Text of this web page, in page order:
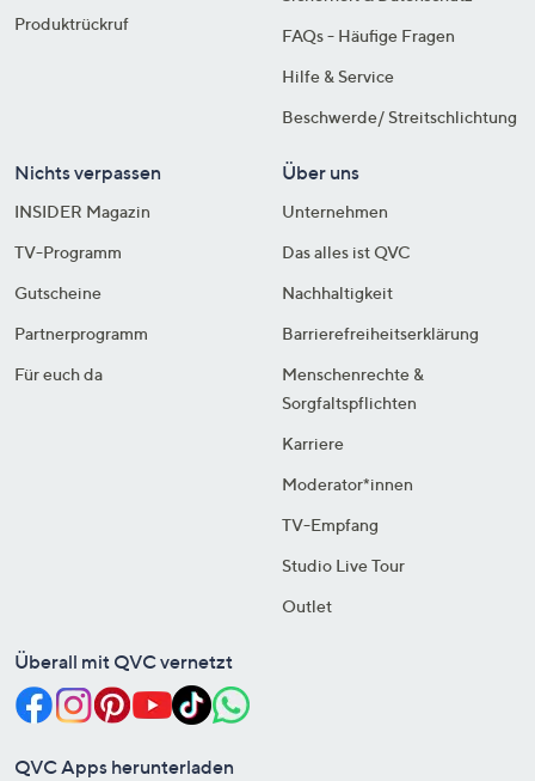
Produktrückruf
FAQs - Häufige Fragen
Hilfe & Service
Beschwerde/ Streitschlichtung
Nichts verpassen
INSIDER Magazin
TV-Programm
Gutscheine
Partnerprogramm
Für euch da
Über uns
Unternehmen
Das alles ist QVC
Nachhaltigkeit
Barrierefreiheitserklärung
Menschenrechte &
Sorgfaltspflichten
Karriere
Moderator*innen
TV-Empfang
Studio Live Tour
Outlet
Überall mit QVC vernetzt
QVC Apps herunterladen